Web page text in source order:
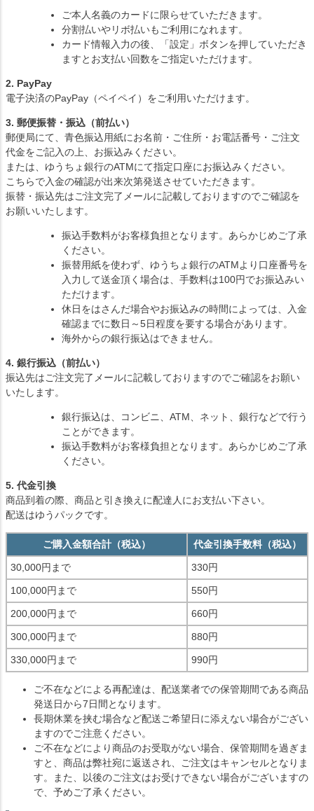
ご本人名義のカードに限らせていただきます。
分割払いやリボ払いもご利用になれます。
カード情報入力の後、「設定」ボタンを押していただき
ますとお支払い回数をご指定いただけます。
2. PayPay
電子決済のPayPay（ペイペイ）をご利用いただけます。
3. 郵便振替・振込（前払い）
郵便局にて、青色振込用紙にお名前・ご住所・お電話番号・ご注文
代金をご記入の上、お振込みください。
または、ゆうちょ銀行のATMにて指定口座にお振込みください。
こちらで入金の確認が出来次第発送させていただきます。
振替・振込先はご注文完了メールに記載しておりますのでご確認を
お願いいたします。
振込手数料がお客様負担となります。あらかじめご了承
ください。
振替用紙を使わず、ゆうちょ銀行のATMより口座番号を
入力して送金頂く場合は、手数料は100円でお振込みい
ただけます。
休日をはさんだ場合やお振込みの時間によっては、入金
確認までに数日～5日程度を要する場合があります。
海外からの銀行振込はできません。
4. 銀行振込（前払い）
振込先はご注文完了メールに記載しておりますのでご確認をお願い
いたします。
銀行振込は、コンビニ、ATM、ネット、銀行などで行う
ことができます。
振込手数料がお客様負担となります。あらかじめご了承
ください。
5. 代金引換
商品到着の際、商品と引き換えに配達人にお支払い下さい。
配送はゆうパックです。
ご購入金額合計（税込） 代金引換手数料（税込）
30,000円まで 330円
100,000円まで 550円
200,000円まで 660円
300,000円まで 880円
330,000円まで 990円
ご不在などによる再配達は、配送業者での保管期間である商品
発送日から7日間となります。
長期休業を挟む場合など配送ご希望日に添えない場合がござい
ますのでご注意ください。
ご不在などにより商品のお受取がない場合、保管期間を過ぎま
すと、商品は弊社宛に返送され、ご注文はキャンセルとなりま
す。また、以後のご注文はお受けできない場合がございますの
で、予めご了承ください。